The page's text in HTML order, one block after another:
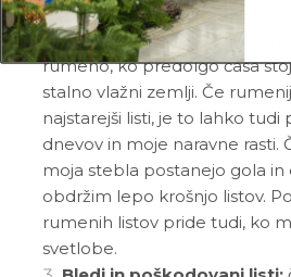
popolnoma svežo in zračno
Rumeni listi:liste
rumeno, ko predolgo časa
stalno vlažni zemlji. Če
najstarejši listi, je to lahko tudi
dnevov in moje naravne rasti.
moja stebla postanejo gola in
obdržim lepo krošnjo listov.
rumenih listov pride tudi, ko
svetlobe.